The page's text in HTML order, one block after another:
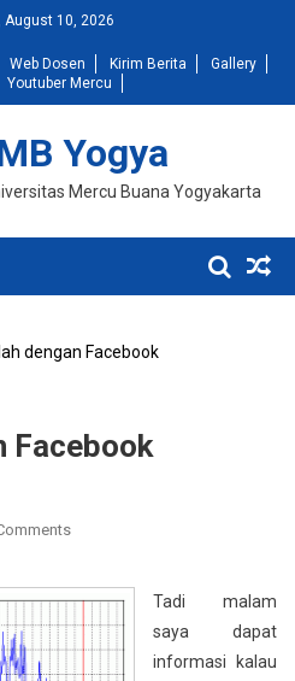
August 10, 2026
Web Dosen Kirim Berita
Gallery
Youtuber Mercu
Yogya
Mercu Buana Yogyakarta
dengan Facebook
Facebook
On
Dengan
Facebook
Tadi malam
saya dapat
informasi kalau